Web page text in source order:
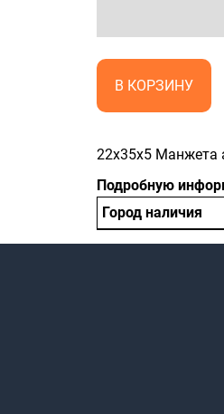
В КОРЗИНУ
22x35x5 Манжета
Подробную
Город наличия